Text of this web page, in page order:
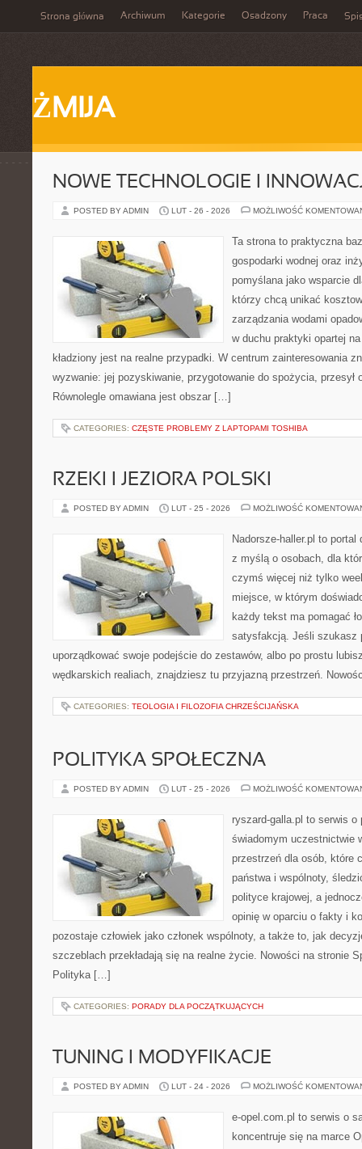
Strona główna Archiwum Kategorie Osadzony Praca
ŻMIJA
NOWE TECHNOLOGIE I
POSTED BY ADMIN LUT - 26 - 2026 MOŻLIWOŚĆ
Ta strona to praktyczna
gospodarki wodnej oraz
pomyślana jako wsparcie
którzy chcą unikać
zarządzania wodami
w duchu praktyki opartej
kładziony jest na realne przypadki. W centrum zainteresowania
wyzwanie: jej pozyskiwanie, przygotowanie do spożycia, przesył
Równolegle omawiana jest obszar […]
CATEGORIES: CZĘSTE PROBLEMY Z LAPTOPAMI TOSHIBA
RZEKI I JEZIORA POLSKI
POSTED BY ADMIN LUT - 25 - 2026 MOŻLIWOŚĆ
Nadorsze-haller.pl to portal
z myślą o osobach, dla
czymś więcej niż tylko
miejsce, w którym
każdy tekst ma pomagać
satysfakcją. Jeśli szukasz
uporządkować swoje podejście do zestawów, albo po prostu
wędkarskich realiach, znajdziesz tu przyjazną przestrzeń.
CATEGORIES: TEOLOGIA I FILOZOFIA CHRZEŚCIJAŃSKA
POLITYKA SPOŁECZNA
POSTED BY ADMIN LUT - 25 - 2026 MOŻLIWOŚĆ
ryszard-galla.pl to serwis
świadomym uczestnictwie
przestrzeń dla osób, które
państwa i wspólnoty,
polityce krajowej, a
opinię w oparciu o fakty i
pozostaje człowiek jako członek wspólnoty, a także to, jak
szczeblach przekładają się na realne życie. Nowości na stronie
Polityka […]
CATEGORIES: PORADY DLA POCZĄTKUJĄCYCH
TUNING I MODYFIKACJE
POSTED BY ADMIN LUT - 24 - 2026 MOŻLIWOŚĆ
e-opel.com.pl to serwis o
koncentruje się na marce